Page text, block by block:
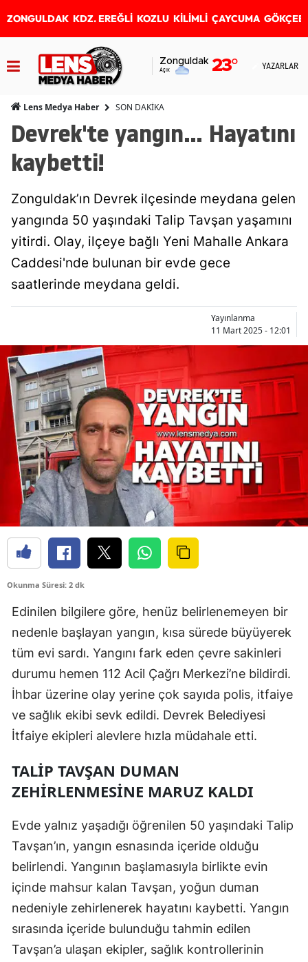
ZONGULDAK KDZ. EREĞLİ KOZLU KİLİMLİ ÇAYCUMA
Zonguldak
Açık 23° YAZARLAR
Lens Medya Haber SON DAKİKA
Devrek'te yangın... Hayatını
kaybetti!
Zonguldak’ın Devrek ilçesinde meydana gelen
yangında 50 yaşındaki Talip Tavşan yaşamını
yitirdi. Olay, ilçeye bağlı Yeni Mahalle Ankara
Caddesi'nde bulunan bir evde gece
saatlerinde meydana geldi.
Yayınlanma
11 Mart 2025 - 12:01
Okunma Süresi: 2 dk
Edinilen bilgilere göre, henüz belirlenemeyen bir
nedenle başlayan yangın, kısa sürede büyüyerek
tüm evi sardı. Yangını fark eden çevre sakinleri
durumu hemen 112 Acil Çağrı Merkezi’ne bildirdi.
İhbar üzerine olay yerine çok sayıda polis, itfaiye
ve sağlık ekibi sevk edildi. Devrek Belediyesi
İtfaiye ekipleri alevlere hızla müdahale etti.
TALIP TAVŞAN DUMAN
ZEHIRLENMESINE MARUZ KALDI
Evde yalnız yaşadığı öğrenilen 50 yaşındaki Talip
Tavşan’ın, yangın esnasında içeride olduğu
belirlendi. Yangının başlamasıyla birlikte evin
içinde mahsur kalan Tavşan, yoğun duman
nedeniyle zehirlenerek hayatını kaybetti. Yangın
sırasında içeride bulunduğu tahmin edilen
Tavşan’a ulaşan ekipler, sağlık kontrollerinin